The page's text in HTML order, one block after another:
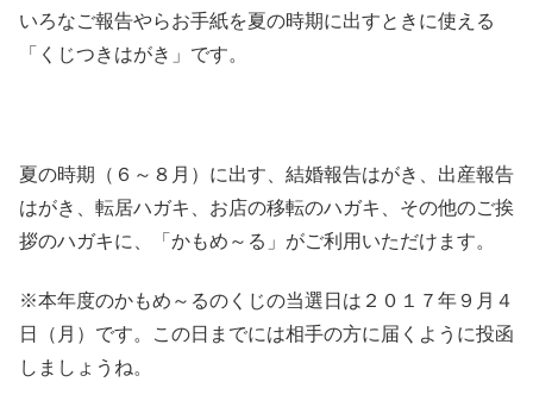
いろなご報告やらお手紙を夏の時期に出すときに使える
「くじつきはがき」です。
夏の時期（６～８月）に出す、結婚報告はがき、出産報告
はがき、転居ハガキ、お店の移転のハガキ、その他のご挨
拶のハガキに、「かもめ～る」がご利用いただけます。
※本年度のかもめ～るのくじの当選日は２０１７年９月４
日（月）です。この日までには相手の方に届くように投函
しましょうね。